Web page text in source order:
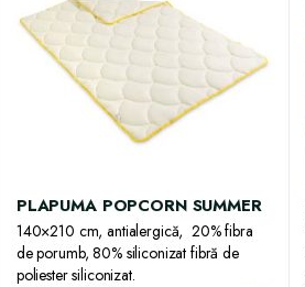
PLAPUMA POPCORN SUMMER
140×210 cm, antialergică, 20% fibra
de porumb, 80% siliconizat fibră de
poliester siliconizat.